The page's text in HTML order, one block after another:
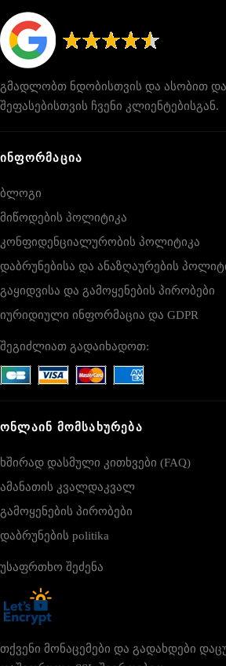
გმადლობთ ნდობისთვის და ასობით
შეფასებისთვის ჩვენი კლიენტებისგან.
ᲘᲜᲤᲝᲠᲛᲐᲪᲘᲐ
ბლოგი
მიწოდების პოლიტიკა
კონფიდენციალურობის პოლიტიკა
დაბრუნებისა და ანაზღაურების
გაყიდვისა და გამოყენების პირობები
იურიდიული ინფორმაცია და GDPR
შეგიძლიათ გადაიხადოთ:
ᲝᲜᲚᲐᲘᲜ ᲛᲝᲛᲡᲐᲮᲣᲠᲔᲑᲐ
ხშირად დასმული კითხვები (FAQ)
ამანათის კვალდაკვალ
გამოყენების პირობები
დაბრუნების politika
უსაფრთხო შეძენა
თქვენი მონაცემები და გადახდები